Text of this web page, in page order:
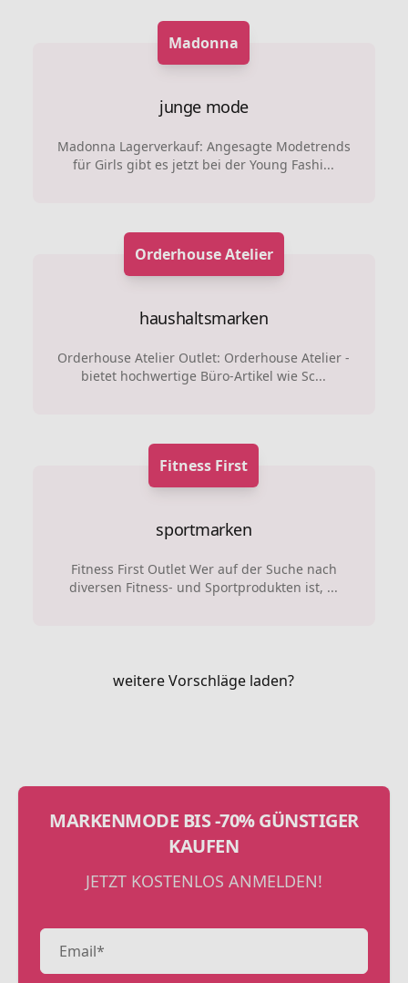
Madonna
junge mode
Madonna Lagerverkauf: Angesagte Modetrends
für Girls gibt es jetzt bei der Young Fashi...
Orderhouse Atelier
haushaltsmarken
Orderhouse Atelier Outlet: Orderhouse Atelier -
bietet hochwertige Büro-Artikel wie Sc...
Fitness First
sportmarken
Fitness First Outlet Wer auf der Suche nach
diversen Fitness- und Sportprodukten ist, ...
weitere Vorschläge laden?
MARKENMODE BIS -70% GÜNSTIGER
KAUFEN
JETZT KOSTENLOS ANMELDEN!